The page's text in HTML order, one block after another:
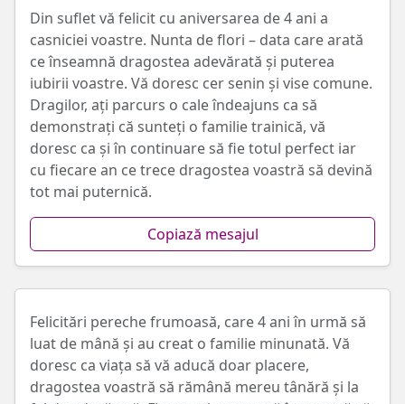
Din suflet vă felicit cu aniversarea de 4 ani a
casniciei voastre. Nunta de flori – data care arată
ce înseamnă dragostea adevărată și puterea
iubirii voastre. Vă doresc cer senin și vise comune.
Dragilor, ați parcurs o cale îndeajuns ca să
demonstrați că sunteți o familie trainică, vă
doresc ca și în continuare să fie totul perfect iar
cu fiecare an ce trece dragostea voastră să devină
tot mai puternică.
Copiază mesajul
Felicitări pereche frumoasă, care 4 ani în urmă să
luat de mână și au creat o familie minunată. Vă
doresc ca viața să vă aducă doar placere,
dragostea voastră să rămână mereu tânără și la